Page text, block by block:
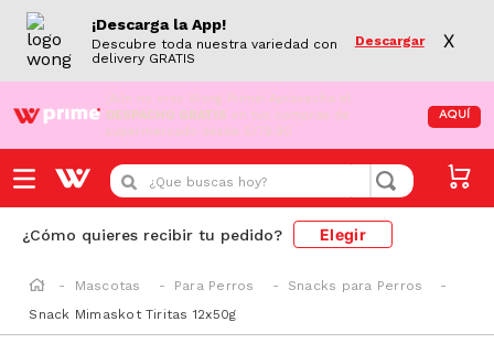
¡Descarga la App!
Descubre toda nuestra variedad con
delivery GRATIS
Descargar X
¡Aún no eres Wong Prime! Aprovecha el
DESPACHO GRATIS en tus compras de
supermercado desde S/79.90
AQUÍ
¿Que buscas hoy?
¿Cómo quieres recibir tu pedido? Elegir
Mascotas Para Perros
Snacks para Perros
Snack Mimaskot Tiritas 12x50g